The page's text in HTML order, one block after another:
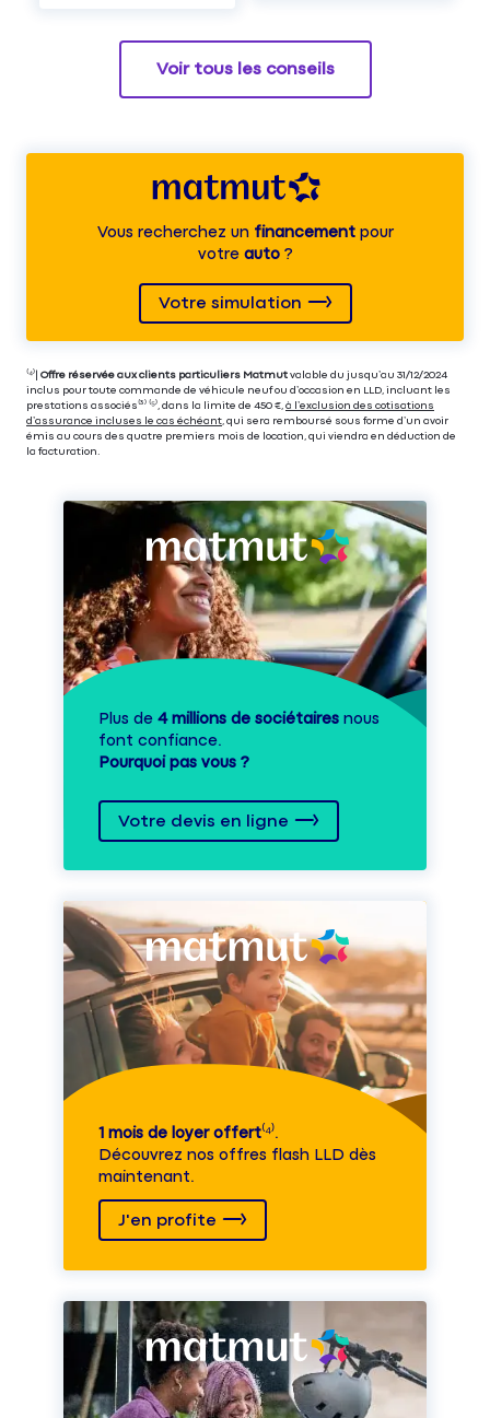
Voir tous les conseils
Vous recherchez unfinancementpour
votre auto?
Votre simulation
⁽⁴⁾| Offre réservée aux clients particuliers Matmut valable du jusqu’au 31/12/2024
inclus pour toute commande de véhicule neuf ou d’occasion en LLD, incluant les
prestations associés⁽³⁾ ⁽⁵⁾, dans la limite de 450 €, à l’exclusion des cotisations
d’assurance incluses le cas échéant , qui sera remboursé sous forme d’un avoir
émis au cours des quatre premiers mois de location, qui viendra en déduction de
la facturation.
Plus de 4 millions de sociétaires nous
font confiance.
Pourquoi pas vous ?
Votre devis en ligne
1 mois de loyer offert⁽⁴⁾.
Découvrez nos offres flash LLD dès
maintenant.
J'en profite